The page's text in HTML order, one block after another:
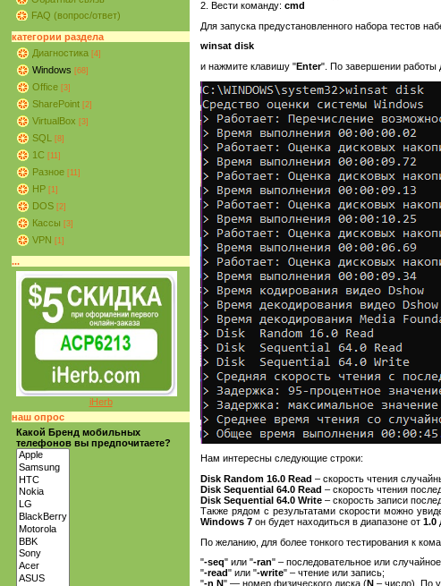
FAQ (вопрос/ответ)
категории раздела
Диагностика [4]
Windows [68]
Office [3]
SharePoint [2]
VirtualBox [3]
SQL [8]
1C [11]
Разное [11]
HP [1]
DOS [2]
Кассы [3]
VPN [1]
...
iHerb
наш опрос
Какой Бренд мобильных
телефонов вы предпочитаете?
2. Вести команду: cmd
Для запуска предустановленного набора тестов
winsat disk
и нажмите клавишу "Enter". По завершении работы
Нам интересны следующие строки:
Disk Random 16.0 Read – скорость чтения
Disk Sequential 64.0 Read – скорость чтения
Disk Sequential 64.0 Write – скорость записи
Также рядом с результатами скорости можно
Windows 7 он будет находиться в диапазоне от 1.0
По желанию, для более тонкого тестирования к
"-seq" или "-ran" – последовательное или
"-read" или "-write" – чтение или запись;
"-n N" — номер физического диска (N – число). По